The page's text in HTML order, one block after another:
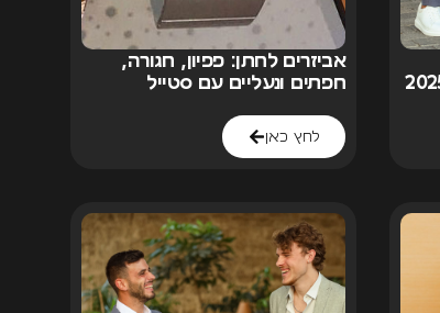
אביזרים לחתן: פפיון, חגורה,
חפתים ונעליים עם סטייל
לחץ כאן